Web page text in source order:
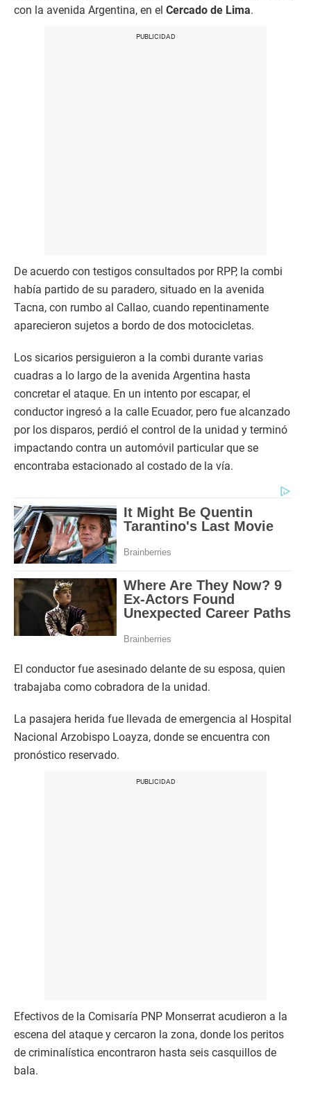
con la avenida Argentina, en el Cercado de Lima.
De acuerdo con testigos consultados por RPP, la combi
había partido de su paradero, situado en la avenida
Tacna, con rumbo al Callao, cuando repentinamente
aparecieron sujetos a bordo de dos motocicletas.
Los sicarios persiguieron a la combi durante varias
cuadras a lo largo de la avenida Argentina hasta
concretar el ataque. En un intento por escapar, el
conductor ingresó a la calle Ecuador, pero fue alcanzado
por los disparos, perdió el control de la unidad y terminó
impactando contra un automóvil particular que se
encontraba estacionado al costado de la vía.
El conductor fue asesinado delante de su esposa, quien
trabajaba como cobradora de la unidad.
La pasajera herida fue llevada de emergencia al Hospital
Nacional Arzobispo Loayza, donde se encuentra con
pronóstico reservado.
Efectivos de la Comisaría PNP Monserrat acudieron a la
escena del ataque y cercaron la zona, donde los peritos
de criminalística encontraron hasta seis casquillos de
bala.